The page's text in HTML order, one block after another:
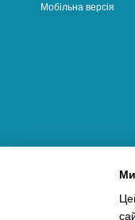
Мобільна версія